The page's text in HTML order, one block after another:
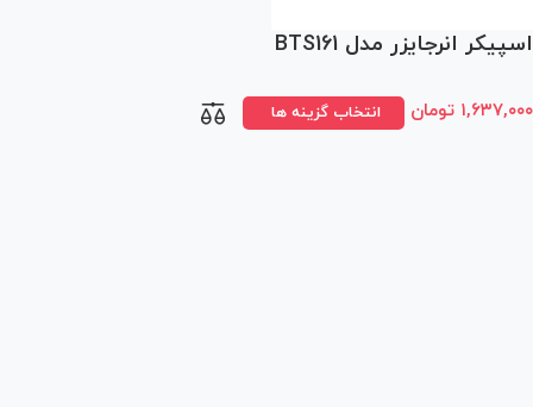
اسپیکر انرجایزر مدل BTS161
۱,۶۳۷,۰۰۰ تومان انتخاب گزینه ها